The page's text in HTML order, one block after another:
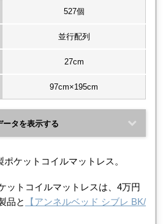
527個
並行配列
27cm
97cm×195cm
ータを表示する
ケットコイルマットレス。
ットコイルマットレスは、4万円
品と
【アンネルベッド シブレ BK/